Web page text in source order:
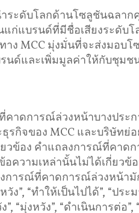
ระดับโลกด้านโซลูชันฉลา
ก่แบรนด์ที่มีชื่อเสียงระดับ
ง MCC มุ่งมั่นที่จะส่งมอบ
นด์และเพิ่มมูลค่าให้กับชุมช
าดการณ์ล่วงหน้าบางประก
รกิจของ MCC และบริษัทย่
วข้อง คำแถลงการณ์ที่คาด
ความเหล่านั้นไม่ได้เกี่ยวข้
การณ์ที่คาดการณ์ล่วงหน้ามั
ง”, “ทำให้เป็นไปได้”, “ประ
”, “มุ่งหวัง”, “ดำเนินการต่อ”,